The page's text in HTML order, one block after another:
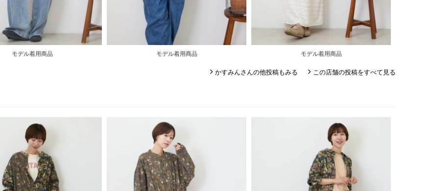
モデル着用商品 モデル着用商品 モデル着用商品
かすみんさんの他投稿もみる この店舗の投稿をすべて見る